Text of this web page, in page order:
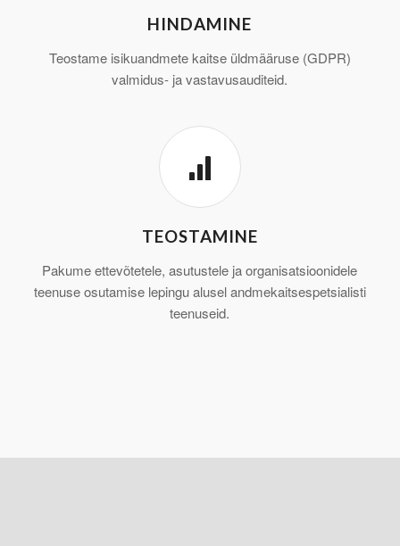
HINDAMINE
Teostame isikuandmete kaitse üldmääruse (GDPR)
valmidus- ja vastavusauditeid.
TEOSTAMINE
Pakume ettevõtetele, asutustele ja organisatsioonidele
teenuse osutamise lepingu alusel andmekaitsespetsialisti
teenuseid.